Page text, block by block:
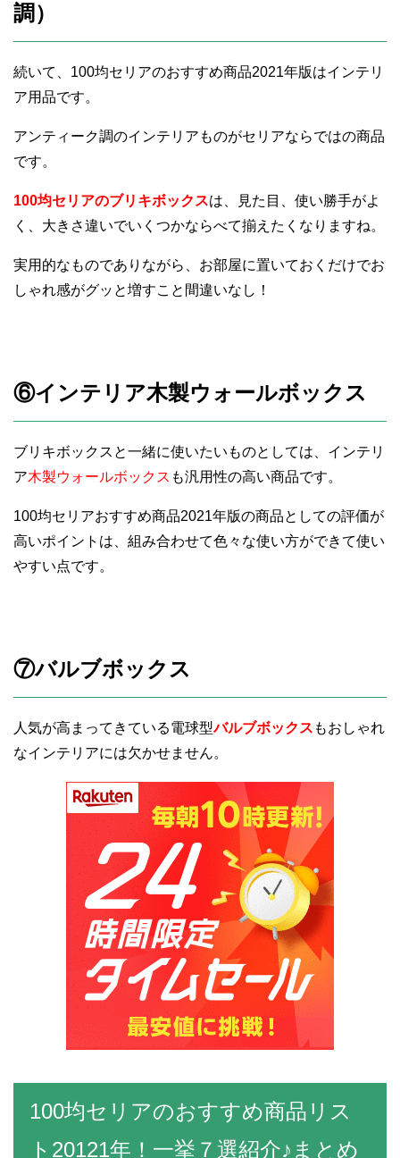
調）
続いて、100均セリアのおすすめ商品2021年版はインテリ
ア用品です。
アンティーク調のインテリアものがセリアならではの商品
です。
100均セリアのブリキボックスは、見た目、使い勝手がよ
く、大きさ違いでいくつかならべて揃えたくなりますね。
実用的なものでありながら、お部屋に置いておくだけでお
しゃれ感がグッと増すこと間違いなし！
⑥インテリア木製ウォールボックス
ブリキボックスと一緒に使いたいものとしては、インテリ
ア木製ウォールボックス も汎用性の高い商品です。
100均セリアおすすめ商品2021年版の商品としての評価が
高いポイントは、組み合わせて色々な使い方ができて使い
やすい点です。
⑦バルブボックス
人気が高まってきている電球型バルブボックス もおしゃれ
なインテリアには欠かせません。
100均セリアのおすすめ商品リス
ト20121年！一挙７選紹介♪まとめ